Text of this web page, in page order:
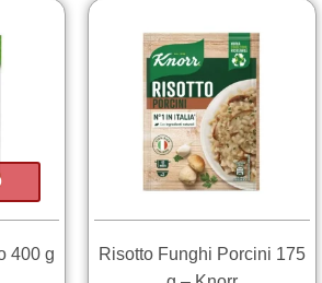
400 g
Risotto Funghi Porcini 175